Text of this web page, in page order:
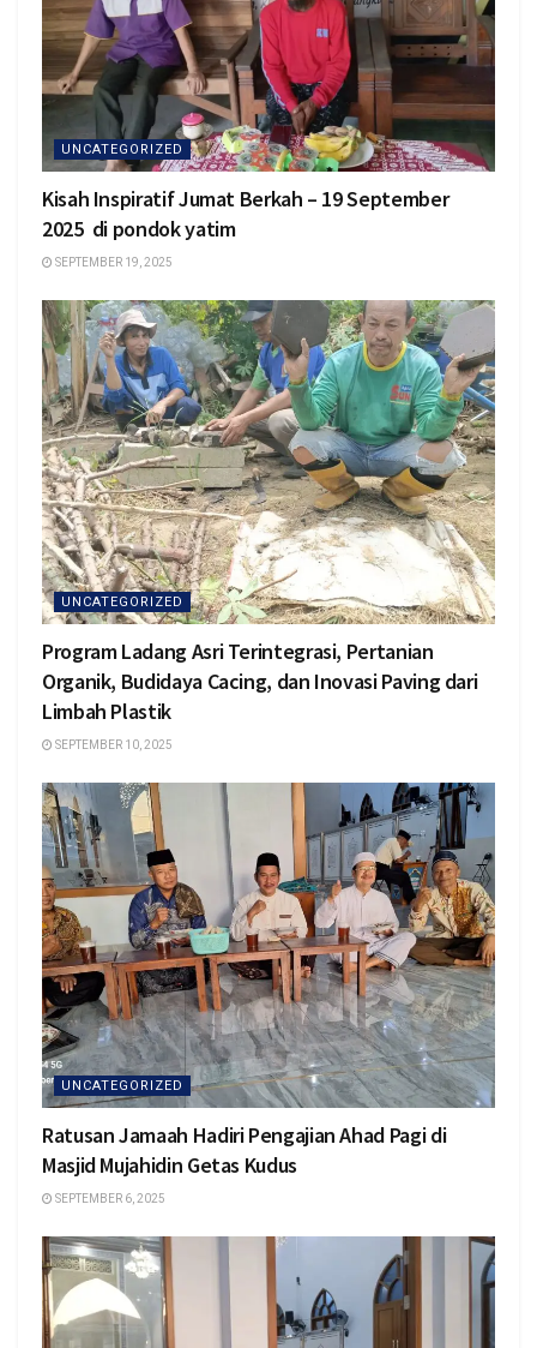
UNCATEGORIZED
Kisah Inspiratif Jumat Berkah – 19 September
2025 di pondok yatim
SEPTEMBER 19, 2025
UNCATEGORIZED
Program Ladang Asri Terintegrasi, Pertanian
Organik, Budidaya Cacing, dan Inovasi Paving dari
Limbah Plastik
SEPTEMBER 10, 2025
UNCATEGORIZED
Ratusan Jamaah Hadiri Pengajian Ahad Pagi di
Masjid Mujahidin Getas Kudus
SEPTEMBER 6, 2025